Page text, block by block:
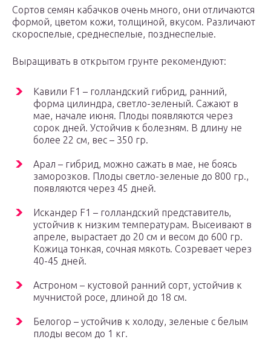
Сортов семян кабачков очень много, они отличаются
формой, цветом кожи, толщиной, вкусом. Различают
скороспелые, среднеспелые, позднеспелые.
Выращивать в открытом грунте рекомендуют:
Кавили F1 – голландский гибрид, ранний,
форма цилиндра, светло-зеленый. Сажают в
мае, начале июня. Плоды появляются через
сорок дней. Устойчив к болезням. В длину не
более 22 см, вес – 350 гр.
Арал – гибрид, можно сажать в мае, не боясь
заморозков. Плоды светло-зеленые до 800 гр.,
появляются через 45 дней.
Искандер F1 – голландский представитель,
устойчив к низким температурам. Высеивают в
апреле, вырастает до 20 см и весом до 600 гр.
Кожица тонкая, сочная мякоть. Созревает через
40-45 дней.
Астроном – кустовой ранний сорт, устойчив к
мучнистой росе, длиной до 18 см.
Белогор – устойчив к холоду, зеленые с белым
плоды весом до 1 кг.